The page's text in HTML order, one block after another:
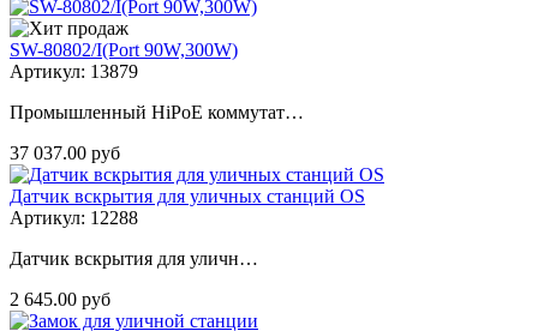
SW-80802/I(Port 90W,300W)
Артикул: 13879
Промышленный HiPoE коммутат…
37 037.00 руб
Датчик вскрытия для уличных станций OS
Артикул: 12288
Датчик вскрытия для уличн…
2 645.00 руб